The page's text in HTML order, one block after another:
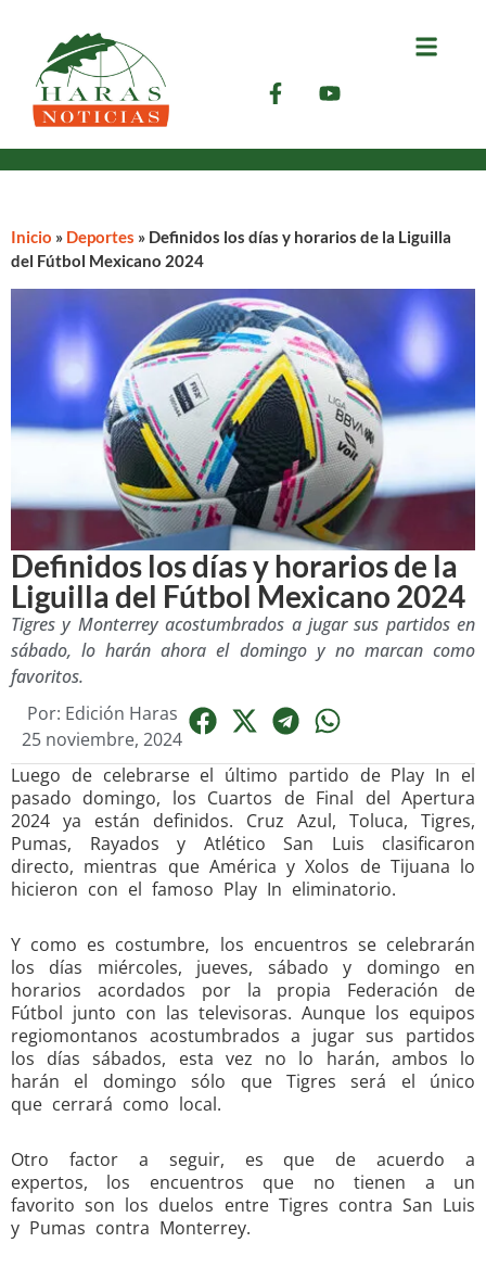
Inicio » Deportes » Definidos los días y horarios de la Liguilla
del Fútbol Mexicano 2024
Definidos los días y horarios de la
Liguilla del Fútbol Mexicano 2024
Tigres y Monterrey acostumbrados a jugar sus partidos en
sábado, lo harán ahora el domingo y no marcan como
favoritos.
Por: Edición Haras
25 noviembre, 2024
Luego de celebrarse el último partido de Play In el
pasado domingo, los Cuartos de Final del Apertura
2024 ya están definidos. Cruz Azul, Toluca, Tigres,
Pumas, Rayados y Atlético San Luis clasificaron
directo, mientras que América y Xolos de Tijuana lo
hicieron con el famoso Play In eliminatorio.
Y como es costumbre, los encuentros se celebrarán
los días miércoles, jueves, sábado y domingo en
horarios acordados por la propia Federación de
Fútbol junto con las televisoras. Aunque los equipos
regiomontanos acostumbrados a jugar sus partidos
los días sábados, esta vez no lo harán, ambos lo
harán el domingo sólo que Tigres será el único
que cerrará como local.
Otro factor a seguir, es que de acuerdo a
expertos, los encuentros que no tienen a un
favorito son los duelos entre Tigres contra San Luis
y Pumas contra Monterrey.